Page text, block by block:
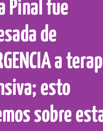
Pinal fue
de
a
esto
sobre